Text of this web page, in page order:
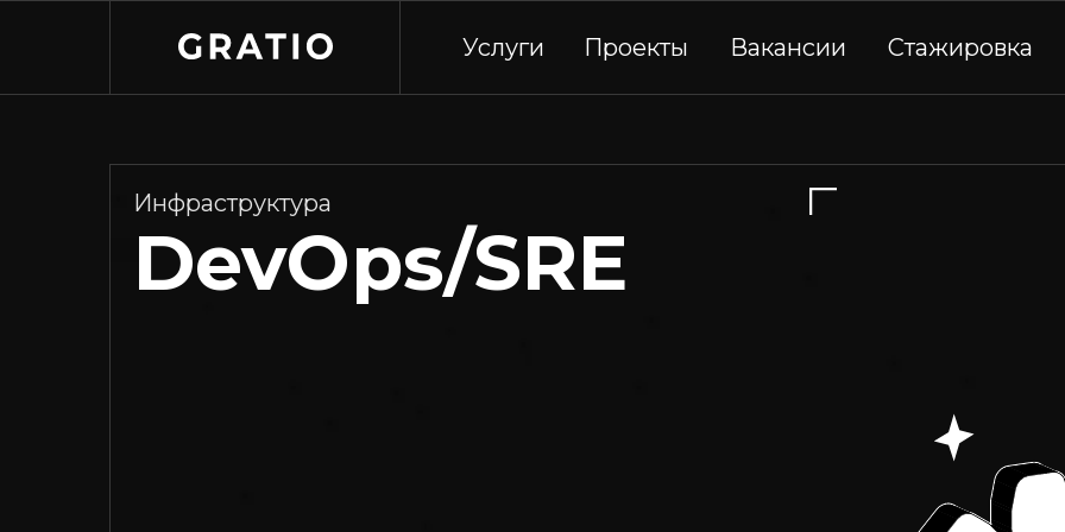
Услуги Проекты Вакансии Стажировка
Инфраструктура
DevOps/SRE